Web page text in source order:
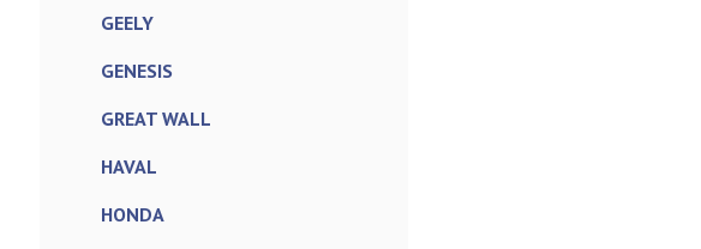
GEELY
GENESIS
GREAT WALL
HAVAL
HONDA